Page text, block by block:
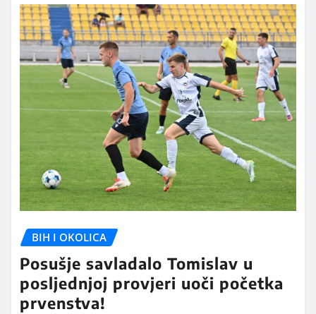
BIH I OKOLICA
Posušje savladalo Tomislav u
posljednjoj provjeri uoči početka
prvenstva!